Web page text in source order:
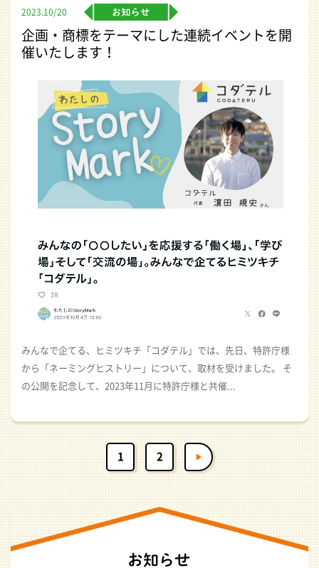
2023.10/20
企画・商標をテーマにした連続イベントを開
催いたします！
みんなで企てる、ヒミツキチ「コダテル」では、先日、特許庁様
から「ネーミングヒストリー」について、取材を受けました。 そ
の公開を記念して、2023年11月に特許庁様と共催...
1 2